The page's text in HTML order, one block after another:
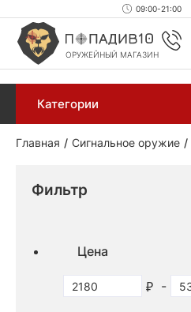
09:00-21:00
ОРУЖЕЙНЫЙ МАГАЗИН
Категории
Главная Сигнальное оружие
Фильтр
Цена
-